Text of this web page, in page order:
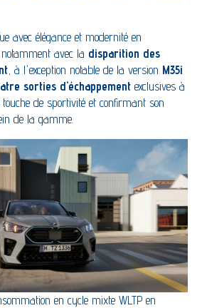
avec élégance et modernité en
avec la disparition des
, à l'exception notable de la version M35i
sorties d'échappement exclusives à
de sportivité et confirmant son
de la gamme.
en cycle mixte WLTP en